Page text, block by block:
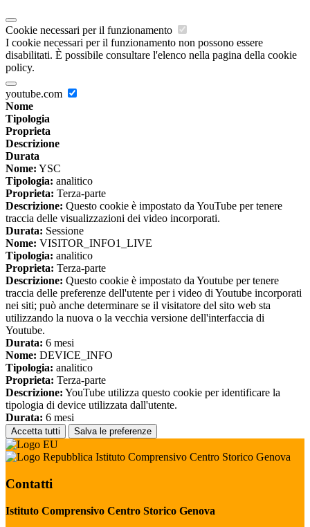
Cookie necessari per il funzionamento
I cookie necessari per il funzionamento non possono essere
disabilitati. È possibile consultare l'elenco nella pagina della cookie
policy.
youtube.com
Nome
Tipologia
Proprieta
Descrizione
Durata
Nome: YSC
Tipologia: analitico
Proprieta: Terza-parte
Descrizione: Questo cookie è impostato da YouTube per tenere
traccia delle visualizzazioni dei video incorporati.
Durata: Sessione
Nome: VISITOR_INFO1_LIVE
Tipologia: analitico
Proprieta: Terza-parte
Descrizione: Questo cookie è impostato da Youtube per tenere
traccia delle preferenze dell'utente per i video di Youtube incorporati
nei siti; può anche determinare se il visitatore del sito web sta
utilizzando la nuova o la vecchia versione dell'interfaccia di
Youtube.
Durata: 6 mesi
Nome: DEVICE_INFO
Tipologia: analitico
Proprieta: Terza-parte
Descrizione: YouTube utilizza questo cookie per identificare la
tipologia di device utilizzata dall'utente.
Durata: 6 mesi
Accetta tutti Salva le preferenze
Istituto Comprensivo Centro Storico Genova
Contatti
Istituto Comprensivo Centro Storico Genova